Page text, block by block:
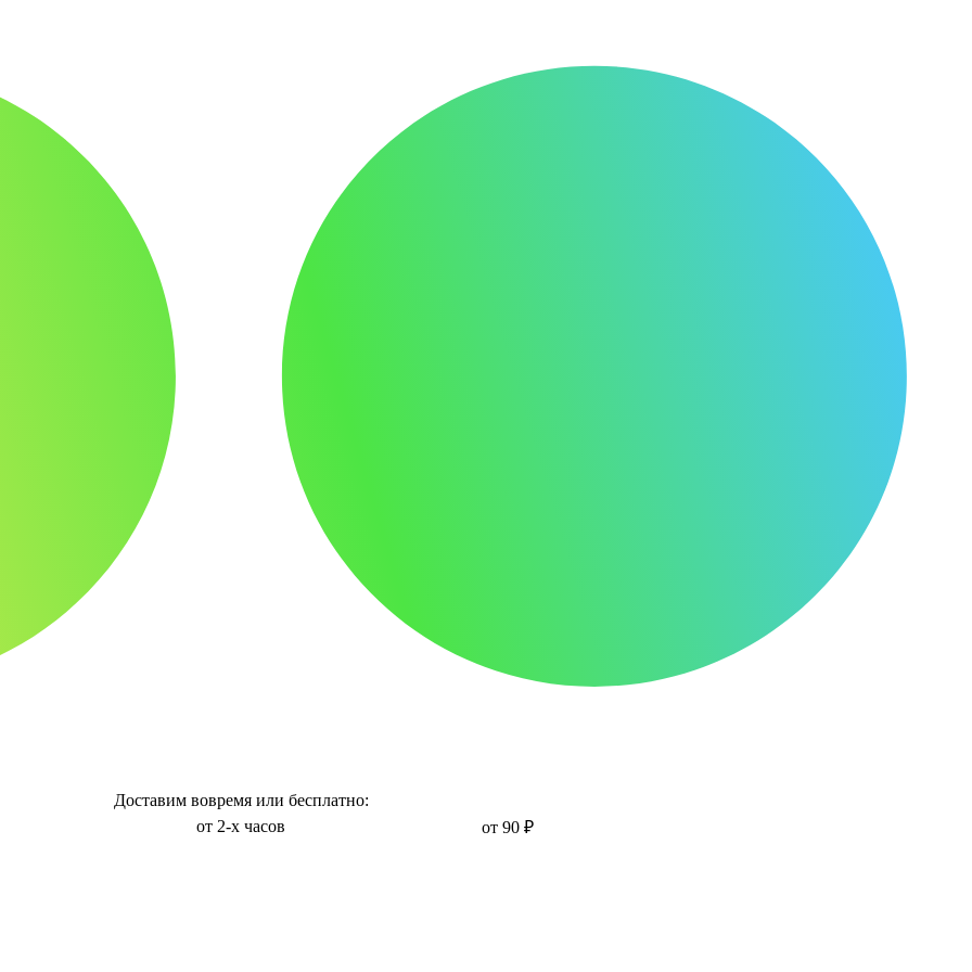
Доставим вовремя или бесплатно:
от 2-х часов
от 90 ₽